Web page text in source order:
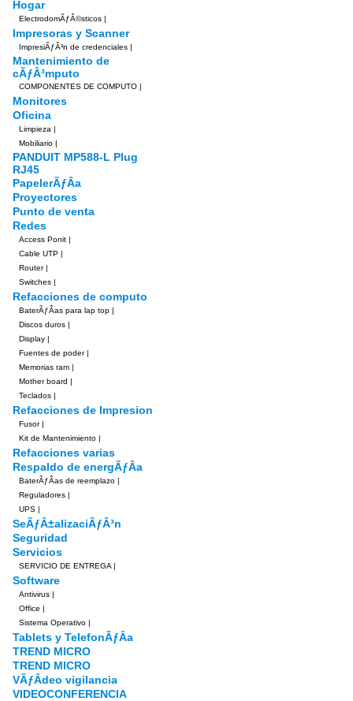
Hogar
ElectrodomÃƒÂ©sticos |
Impresoras y Scanner
ImpresiÃƒÂ³n de credenciales |
Mantenimiento de
cÃƒÂ³mputo
COMPONENTES DE COMPUTO |
Monitores
Oficina
Limpieza |
Mobiliario |
PANDUIT MP588-L Plug
RJ45
PapelerÃƒÂ­a
Proyectores
Punto de venta
Redes
Access Ponit |
Cable UTP |
Router|
Switches |
Refacciones de computo
BaterÃƒÂ­as para lap top |
Discos duros |
Display |
Fuentes de poder|
Memorias ram |
Mother board |
Teclados |
Refacciones de Impresion
Fusor|
Kit de Mantenimiento |
Refacciones varias
Respaldo de energÃƒÂ­a
BaterÃƒÂ­as de reemplazo |
Reguladores |
UPS |
SeÃƒÂ±alizaciÃƒÂ³n
Seguridad
Servicios
SERVICIO DE ENTREGA |
Software
Antivirus |
Office |
Sistema Operativo |
Tablets y TelefonÃƒÂ­a
TREND MICRO
TREND MICRO
VÃƒÂ­deo vigilancia
VIDEOCONFERENCIA